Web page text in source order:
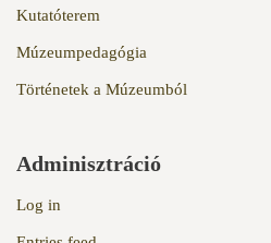
Kutatóterem
Múzeumpedagógia
Történetek a Múzeumból
Adminisztráció
Log in